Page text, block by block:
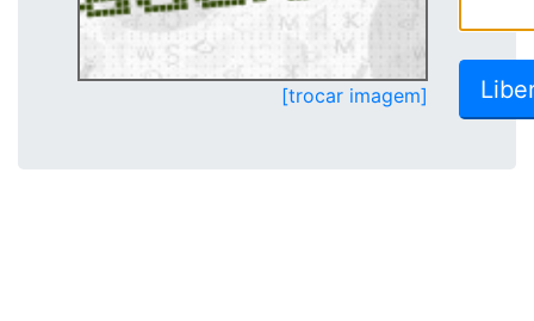
[trocar imagem]